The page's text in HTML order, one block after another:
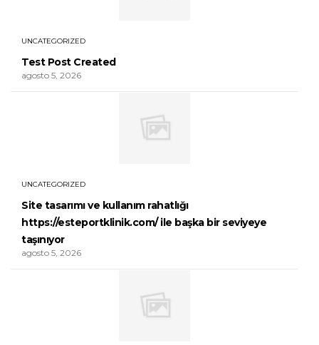
UNCATEGORIZED
Test Post Created
agosto 5, 2026
UNCATEGORIZED
Site tasarımı ve kullanım rahatlığı
https://esteportklinik.com/ ile başka bir seviyeye
taşınıyor
agosto 5, 2026